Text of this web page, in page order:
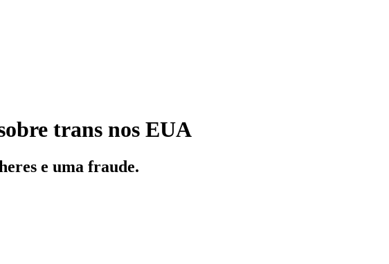
trans nos EUA
e uma fraude.